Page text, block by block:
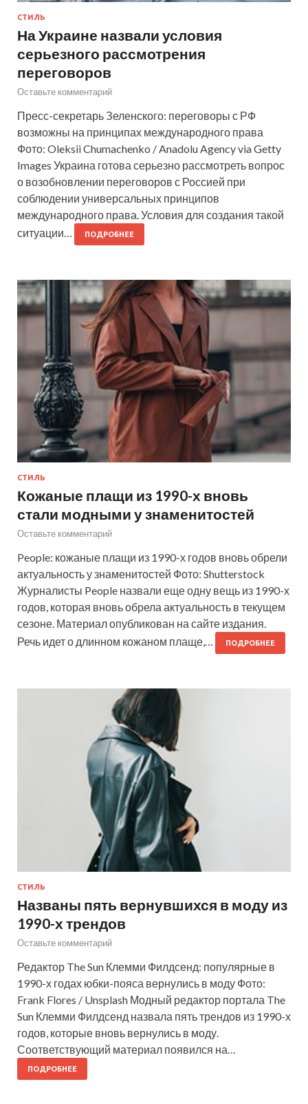
СТИЛЬ
На Украине назвали условия
серьезного рассмотрения
переговоров
Оставьте комментарий
Пресс-секретарь Зеленского: переговоры с РФ
возможны на принципах международного права
Фото: Oleksii Chumachenko / Anadolu Agency via Getty
Images Украина готова серьезно рассмотреть вопрос
о возобновлении переговоров с Россией при
соблюдении универсальных принципов
международного права. Условия для создания такой
ситуации…
ПОДРОБНЕЕ
СТИЛЬ
Кожаные плащи из 1990-х вновь
стали модными у знаменитостей
Оставьте комментарий
People: кожаные плащи из 1990-х годов вновь обрели
актуальность у знаменитостей Фото: Shutterstock
Журналисты People назвали еще одну вещь из 1990-х
годов, которая вновь обрела актуальность в текущем
сезоне. Материал опубликован на сайте издания.
Речь идет о длинном кожаном плаще,…
ПОДРОБНЕЕ
СТИЛЬ
Названы пять вернувшихся в моду из
1990-х трендов
Оставьте комментарий
Редактор The Sun Клемми Филдсенд: популярные в
1990-х годах юбки-пояса вернулись в моду Фото:
Frank Flores / Unsplash Модный редактор портала The
Sun Клемми Филдсенд назвала пять трендов из 1990-х
годов, которые вновь вернулись в моду.
Соответствующий материал появился на…
ПОДРОБНЕЕ